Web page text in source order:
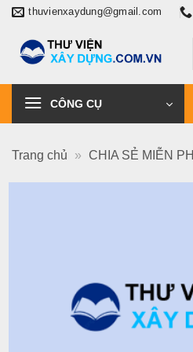
Chuyểnthuvienxaydung@gmail.com
CÔNG CỤ
Trang chủ » CHIA SẺ MIỄN PHÍ